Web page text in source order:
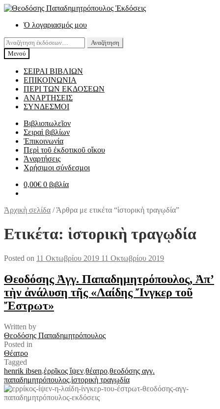
Απευθείας
στην
Μετάβαση
περιεχόμενο
Ὁ λογαριασμός μου
Αναζήτηση
για:
Αναζήτηση
Μενού
ΣΕΙΡΑΙ ΒΙΒΛΙΩΝ
ΕΠΙΚΟΙΝΩΝΙΑ
ΠΕΡΙ ΤΩΝ ΕΚΔΟΣΕΩΝ
ΑΝΑΡΤΗΣΕΙΣ
ΣΥΝΔΕΣΜΟΙ
Βιβλιοπωλεῖον
Σειραὶ βιβλίων
Ἐπικοινωνία
Περὶ τοῦ ἐκδοτικοῦ οἴκου
Ἀναρτήσεις
Χρήσιμοι σύνδεσμοι
0,00€ 0 βιβλία
Ἀρχικὴ σελίδα /Άρθρα με ετικέτα “ἱστορικὴ τραγῳδία”
Ετικέτα: ἱστορικὴ τραγῳδία
Posted on 11 Οκτωβρίου 2019 11 Οκτωβρίου 2019
Θεοδόσης Ἀγγ. Παπαδημητρόπουλος, Ἀπ’
τὴν ἀνάλυση τῆς «Λαίδης Ἴνγκερ τοῦ
Ἔστρωτ»
Written by
Θεοδόσης Παπαδημητρόπουλος
Posted in
Θέατρο
Tagged
henrik ibsen,ἑρρῖκος ἴψεν,θέατρο,θεοδόσης αγγ.
παπαδημητρόπουλος,ἱστορικὴ τραγῳδία